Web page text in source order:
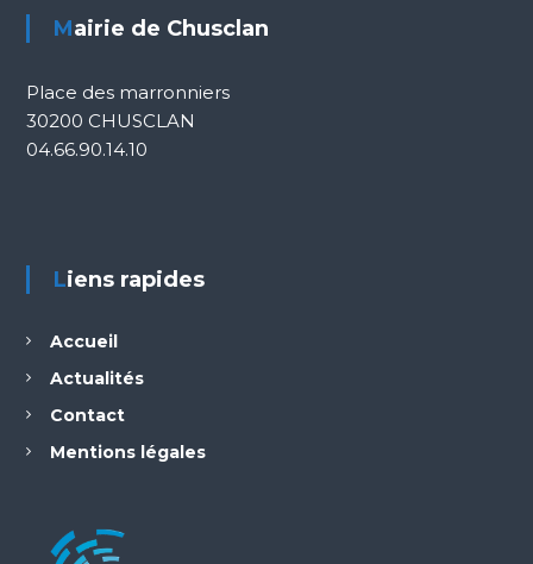
Mairie de Chusclan
Place des marronniers
30200 CHUSCLAN
04.66.90.14.10
Liens rapides
Accueil
Actualités
Contact
Mentions légales